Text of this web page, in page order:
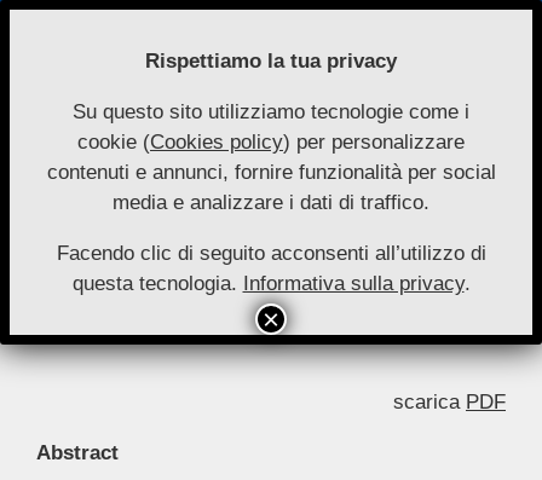
Skip
Nuove
Autonomie
Primary
Navigation
Menu
rendiconti e autonomia regionale
Guido Rivosecchi On: 3 Giugno 2025 In: Saggi 3-2024
scarica PDF
Abstract
Rispettiamo la tua privacy
Su questo sito utilizziamo tecnologie come i
cookie (Cookies policy) per personalizzare
contenuti e annunci, fornire funzionalità per social
media e analizzare i dati di traffico.
Facendo clic di seguito acconsenti all’utilizzo di
questa tecnologia. Informativa sulla privacy.